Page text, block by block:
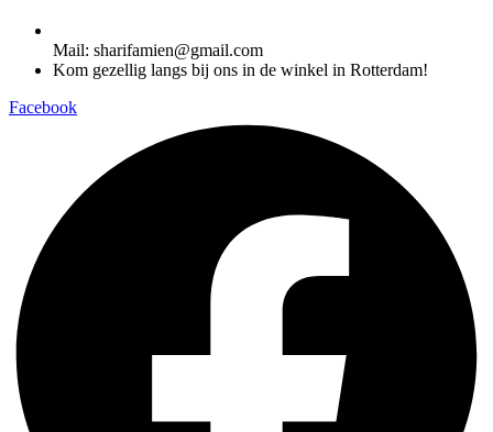
Mail: sharifamien@gmail.com
Kom gezellig langs bij ons in de winkel in Rotterdam!
Facebook